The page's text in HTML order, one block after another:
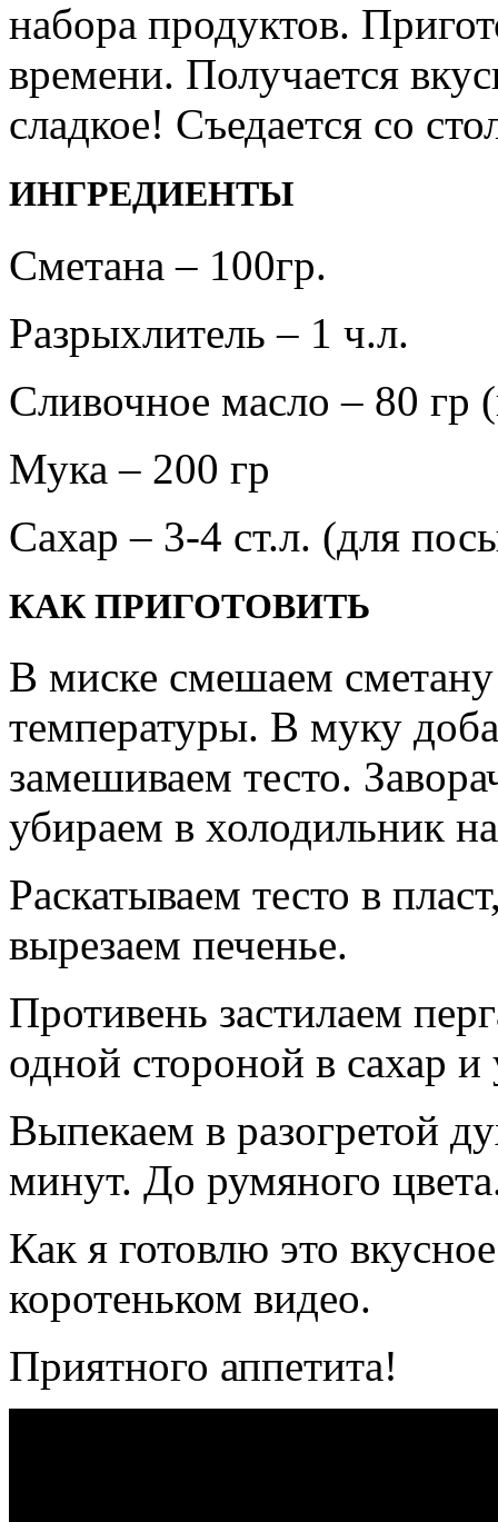
набора продуктов.
времени. Получается
сладкое! Съедается со
ИНГРЕДИЕНТЫ
Сметана – 100гр.
Разрыхлитель – 1 ч.л.
Сливочное масло – 80 гр
Мука – 200 гр
Сахар – 3-4 ст.л. (для
КАК ПРИГОТОВИТЬ
В миске смешаем
температуры. В муку
замешиваем тесто.
убираем в холодильник
Раскатываем тесто в
вырезаем печенье.
Противень застилаем
одной стороной в сахар
Выпекаем в разогретой
минут. До румяного
Как я готовлю это
коротеньком видео.
Приятного аппетита!